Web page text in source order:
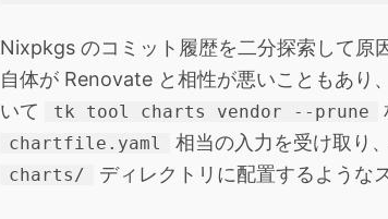
Nixpkgs のコミット履歴を二分探索して原
自体が Renovate と相性が悪いこともあり
いて
tk tool charts vendor --prune
chartfile.yaml 相当の入力を受け取り
charts/ ディレクトリに配置するような